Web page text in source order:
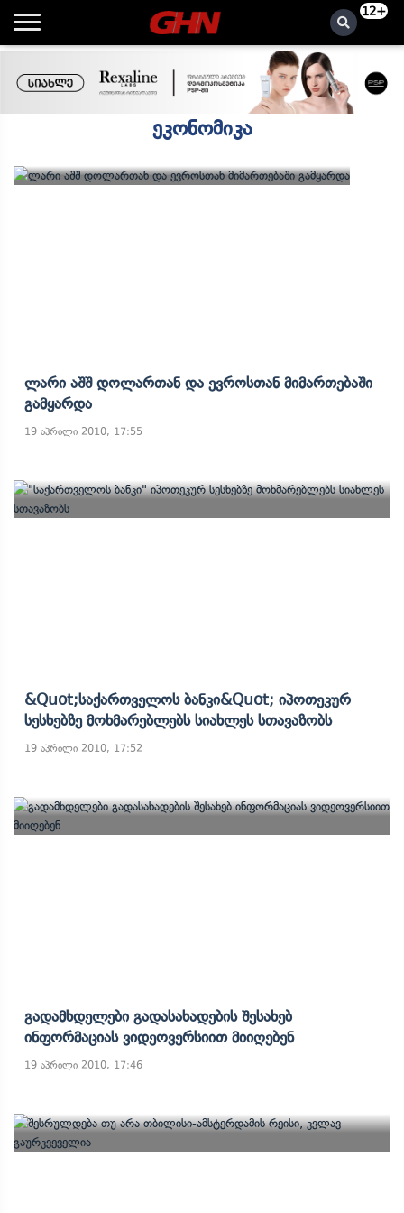
12+
ეკონომიკა
Ლარი Აშშ Დოლართან Და Ევროსთან Მიმართებაში
Გამყარდა
19 აპრილი 2010, 17:55
&quot;საქართველოს Ბანკი&quot; Იპოთეკურ
Სესხებზე Მოხმარებლებს Სიახლეს Სთავაზობს
19 აპრილი 2010, 17:52
Გადამხდელები Გადასახადების Შესახებ
Ინფორმაციას Ვიდეოვერსიით Მიიღებენ
19 აპრილი 2010, 17:46